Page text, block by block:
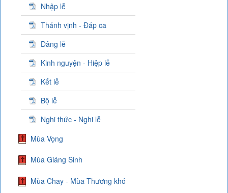
Nhập lễ
Thánh vịnh - Đáp ca
Dâng lễ
Kinh nguyện - Hiệp lễ
Kết lễ
Bộ lễ
Nghi thức - Nghi lễ
Mùa Vọng
Mùa Giáng Sinh
Mùa Chay - Mùa Thương khó